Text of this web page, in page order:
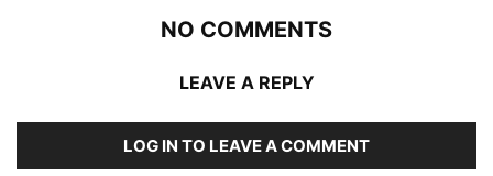
NO COMMENTS
LEAVE A REPLY
LOG IN TO LEAVE A COMMENT